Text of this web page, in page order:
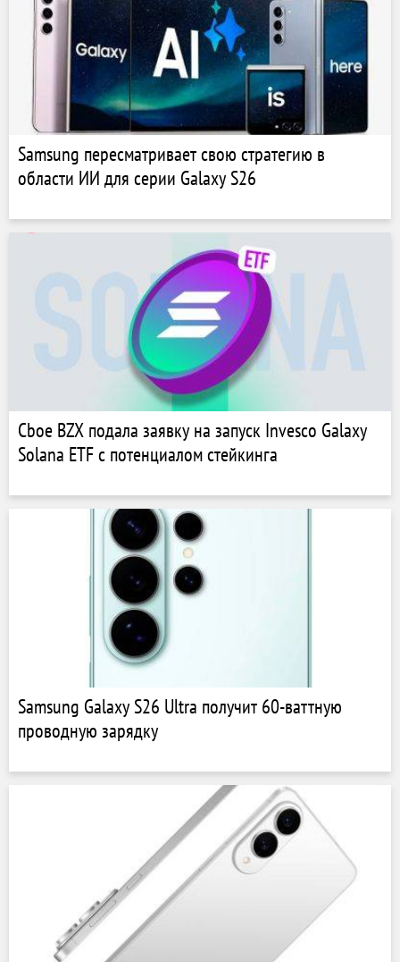
Samsung пересматривает свою стратегию в
области ИИ для серии Galaxy S26
Cboe BZX подала заявку на запуск Invesco Galaxy
Solana ETF с потенциалом стейкинга
Samsung Galaxy S26 Ultra получит 60-ваттную
проводную зарядку